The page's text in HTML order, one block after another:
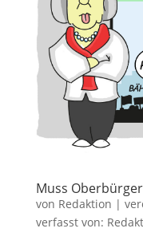
Muss
von Redaktion |
verfasst von: